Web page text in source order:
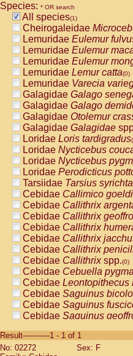
Species: * OR search
All species(1)
Cheirogaleidae
Lemuridae Eulemur
Lemuridae Eulemur
Lemuridae Eulemur
Lemuridae Lemur catta(0)
Lemuridae Varecia
Galagidae Galago
Galagidae Galago
Galagidae Otolemur
Galagidae Galagidae
Loridae Loris tardigradus
Loridae Nycticebus
Loridae Nycticebus
Loridae Perodicticus
Tarsiidae Tarsius syrichta
Cebidae Callimico
Cebidae Callithrix
Cebidae Callithrix
Cebidae Callithrix
Cebidae Callithrix
Cebidae Callithrix
Cebidae Callithrixspp.(0)
Cebidae Cebuella
Cebidae Leontopithecus
Cebidae Saguinus
Cebidae Saguinus
Cebidae Saguinus
CebidaeSaguinus
Cebidae Saguinus
Result-----------1 - 1 of 1
No: 02272
Sex: F